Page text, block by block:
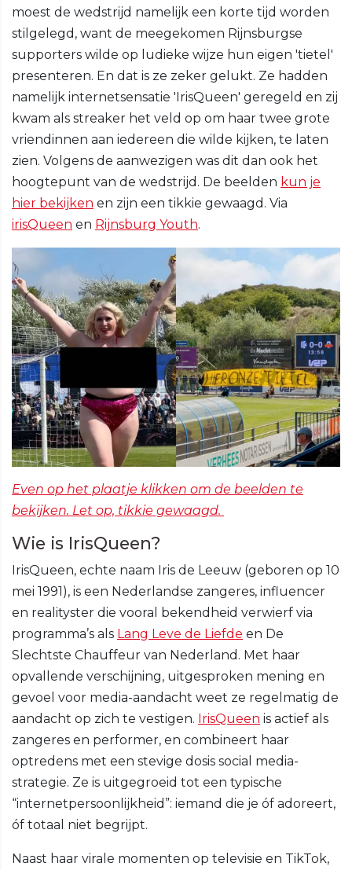
moest de wedstrijd namelijk een korte tijd worden
stilgelegd, want de meegekomen Rijnsburgse
supporters wilde op ludieke wijze hun eigen 'tietel'
presenteren. En dat is ze zeker gelukt. Ze hadden
namelijk internetsensatie 'IrisQueen' geregeld en zij
kwam als streaker het veld op om haar twee grote
vriendinnen aan iedereen die wilde kijken, te laten
zien. Volgens de aanwezigen was dit dan ook het
hoogtepunt van de wedstrijd. De beelden kun je
hier bekijken en zijn een tikkie gewaagd. Via
irisQueen en Rijnsburg Youth.
Even op het plaatje klikken om de beelden te
bekijken. Let op, tikkie gewaagd.
Wie is IrisQueen?
IrisQueen, echte naam Iris de Leeuw (geboren op 10
mei 1991), is een Nederlandse zangeres, influencer
en realityster die vooral bekendheid verwierf via
programma’s als Lang Leve de Liefde en De
Slechtste Chauffeur van Nederland. Met haar
opvallende verschijning, uitgesproken mening en
gevoel voor media-aandacht weet ze regelmatig de
aandacht op zich te vestigen. IrisQueen is actief als
zangeres en performer, en combineert haar
optredens met een stevige dosis social media-
strategie. Ze is uitgegroeid tot een typische
“internetpersoonlijkheid”: iemand die je óf adoreert,
óf totaal niet begrijpt.
Naast haar virale momenten op televisie en TikTok,